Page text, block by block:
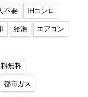
不要 IHコンロ
給湯 エアコン
無料
都市ガス